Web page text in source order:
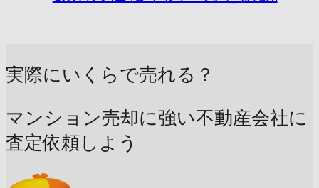
実際にいくらで売れる？
マンション売却に強い不動産会社に
査定依頼しよう